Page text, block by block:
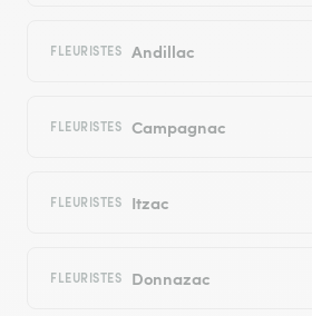
FLEURISTES Andillac
FLEURISTES Campagnac
FLEURISTES Itzac
FLEURISTES Donnazac